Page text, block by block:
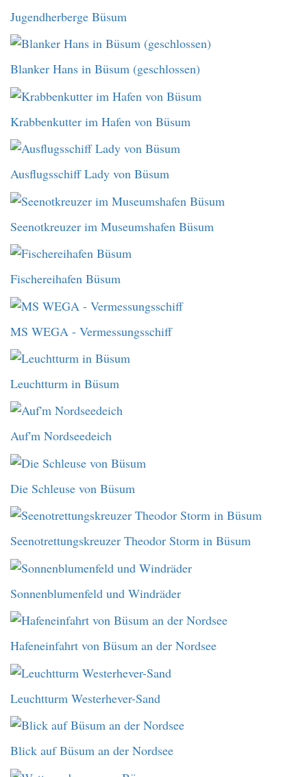
Jugendherberge Büsum
Blanker Hans in Büsum (geschlossen)
Krabbenkutter im Hafen von Büsum
Ausflugsschiff Lady von Büsum
Seenotkreuzer im Museumshafen Büsum
Fischereihafen Büsum
MS WEGA - Vermessungsschiff
Leuchtturm in Büsum
Auf'm Nordseedeich
Die Schleuse von Büsum
Seenotrettungskreuzer Theodor Storm in Büsum
Sonnenblumenfeld und Windräder
Hafeneinfahrt von Büsum an der Nordsee
Leuchtturm Westerhever-Sand
Blick auf Büsum an der Nordsee